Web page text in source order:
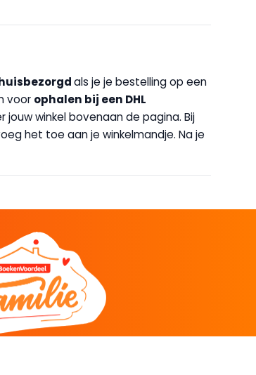
als je je bestelling op een
voor ophalen bij een DHL
jouw winkel bovenaan de pagina. Bij
het toe aan je winkelmandje. Na je